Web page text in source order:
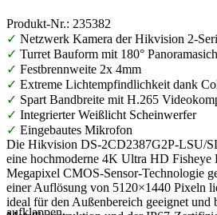
Produkt-Nr.: 235382
✓ Netzwerk Kamera der Hikvision 2-
✓ Turret Bauform mit 180°
✓ Festbrennweite 2x 4mm
✓ Extreme Lichtempfindlichkeit dank
✓ Spart Bandbreite mit H.265
✓ Integrierter Weißlicht Scheinwerfer
✓ Eingebautes Mikrofon
Die Hikvision DS-2CD2387G2P-LSU/
eine hochmoderne 4K Ultra HD Fisheye
Megapixel CMOS-Sensor-Technologie
einer Auflösung von 5120×1440 Pixeln
ideal für den Außenbereich geeignet und
aufklappen